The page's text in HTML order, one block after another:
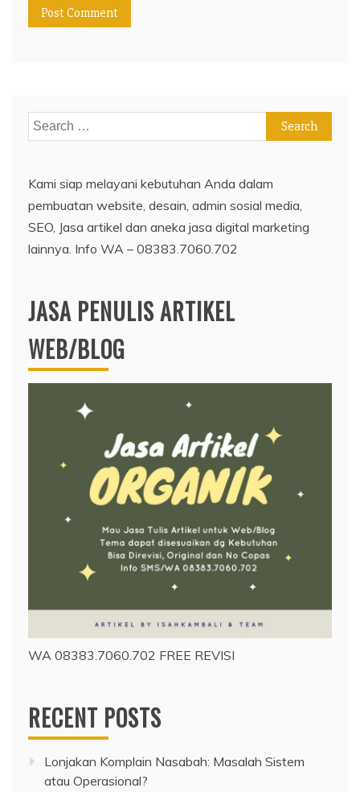
Search
for:
Kami siap melayani kebutuhan Anda dalam
pembuatan website, desain, admin sosial media,
SEO, Jasa artikel dan aneka jasa digital marketing
lainnya. Info WA – 08383.7060.702
JASA PENULIS ARTIKEL
WEB/BLOG
WA 08383.7060.702 FREE REVISI
RECENT POSTS
Lonjakan Komplain Nasabah: Masalah Sistem
atau Operasional?